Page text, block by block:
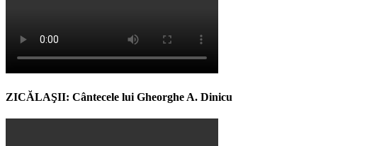
ZICĂLAŞII: Cântecele lui Gheorghe A. Dinicu